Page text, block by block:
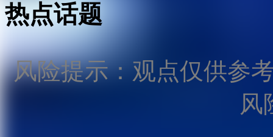
热点话题
风险提示：观点仅供参
风